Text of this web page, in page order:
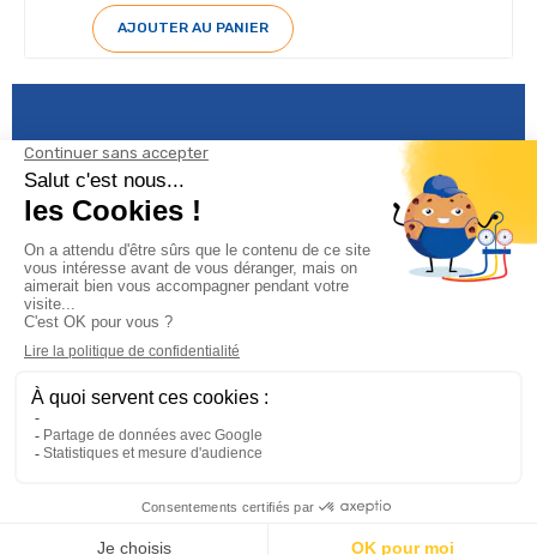
AJOUTER AU PANIER
Informations
Climservice
Informations